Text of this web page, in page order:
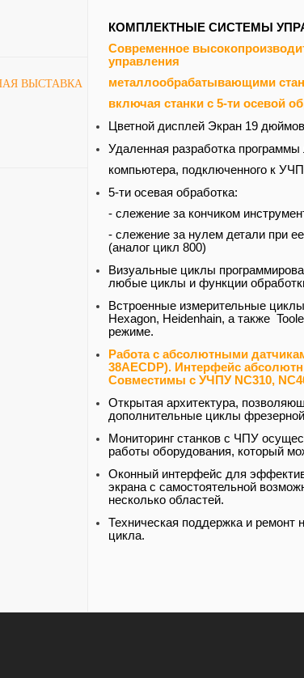
ВЫСТАВКА
КОМПЛЕКТНЫЕ СИСТЕМЫ
Современное
управления
металлообрабатывающими
включая станки с 5-ти осевой
Цветной дисплей Экран 19 дюймов
Удаленная разработка
компьютера, подключенного к
5-ти осевая обработка:
- слежение за кончиком
- слежение за нулем детали при
(аналог цикл 800)
Визуальные циклы
любые циклы и функции
Встроенные измерительные
Hexagon, Heidenhain, а также
режиме.
Работа с абсолютными
38АECDP). Интерфейс
Совместимы с УЧПУ NC310,
Открытая архитектура,
дополнительные циклы
Мониторинг станков с ЧПУ
работы оборудования, который
Оконный интерфейс для
экрана с самостоятельной
несколько областей.
Техническая поддержка и ремонт
цикла.